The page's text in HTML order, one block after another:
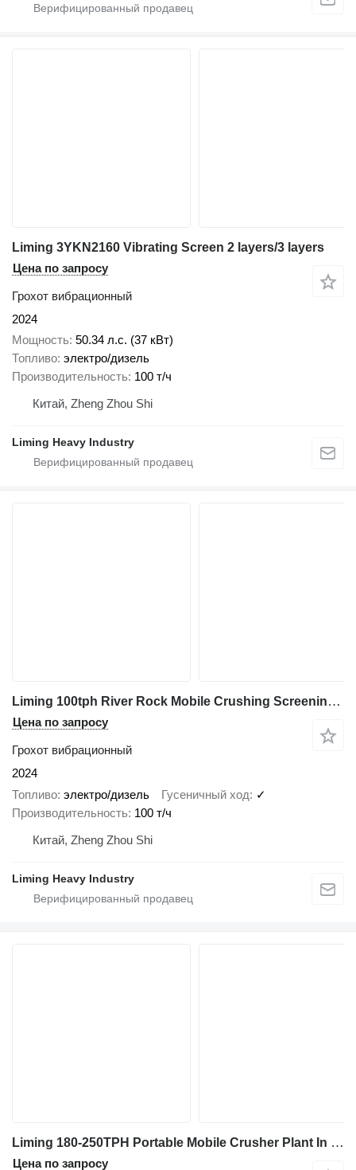
Liming 3YKN2160 Vibrating Screen 2 layers/3 layers
Цена по запросу
Грохот вибрационный
2024
Мощность 50.34 л.с. (37 кВт)
Топливо электро/дизель
Производительность 100 т/ч
Китай, Zheng Zhou Shi
Liming Heavy Industry
Liming 100tph River Rock Mobile Crushing Screening Plant
Цена по запросу
Грохот вибрационный
2024
Топливо электро/дизель Гусеничный ход
✓
Производительность 100 т/ч
Китай, Zheng Zhou Shi
Liming Heavy Industry
Liming 180-250TPH Portable Mobile Crusher Plant In Stock
Цена по запросу